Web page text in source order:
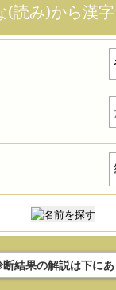
(読み)から漢
結果の解説は下に